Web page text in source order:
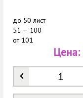
до 50 лист
51 — 100
от101
Количество
Цена: